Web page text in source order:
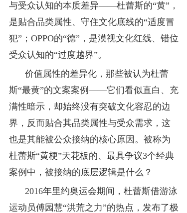
与受众认知的本质差异——杜蕾斯的“黄”，
是贴合品类属性、守住文化底线的“适度冒
犯”；OPPO的“德”，是漠视文化红线、错位
受众认知的“过度越界”。
价值属性的差异化，那些被认为杜蕾
斯“最黄”的文案案例——它们看似直白、充
满性暗示，却始终没有突破文化容忍的边
界，反而贴合其品类属性与受众需求，这
也是其能被公众接纳的核心原因。被称为
杜蕾斯“黄梗”天花板的、最具争议3个经典
案例中，被接纳的底层逻辑是什么？
2016年里约奥运会期间，杜蕾斯借游泳
运动员傅园慧“洪荒之力”的热点，发布了极